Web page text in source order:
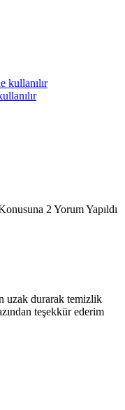
2 Yorum Yapıldı
uzak durarak temizlik
teşekkür ederim